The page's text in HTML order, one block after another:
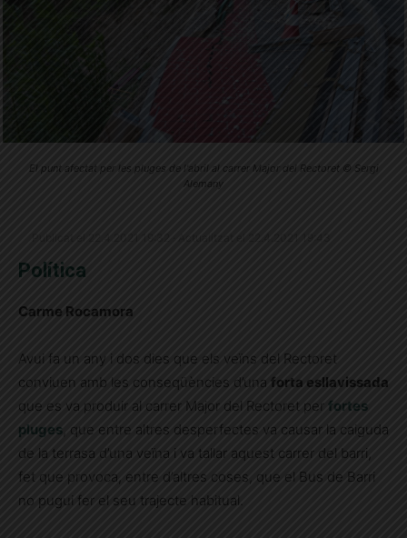
El punt afectat per les pluges de l'abril al carrer Major del Rectoret © Sergi
Alemany
Política
Carme Rocamora
Avui fa un any i dos dies que els veïns del Rectoret
conviuen amb les conseqüències d’una forta esllavissada
que es va produir al carrer Major del Rectoret per fortes
pluges , que entre altres desperfectes va causar la caiguda
de la terrasa d’una veïna i va tallar aquest carrer del barri,
fet que provoca, entre d’altres coses, que el Bus de Barri
no pugui fer el seu trajecte habitual.